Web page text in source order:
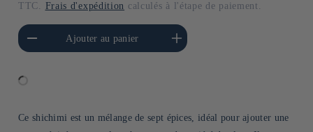
TTC. Frais d'expédition calculés à l'étape de paiement.
quantité de Default
Title
Ajouter au panier
Augmenter la quantité de
Default Title
Ce shichimi est un mélange de sept épices, idéal pour ajouter une